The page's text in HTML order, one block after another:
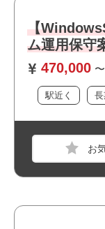
【
ム運用保守
470,000 〜
駅近く
おすすめ
職種
サーバ
・エクストリー